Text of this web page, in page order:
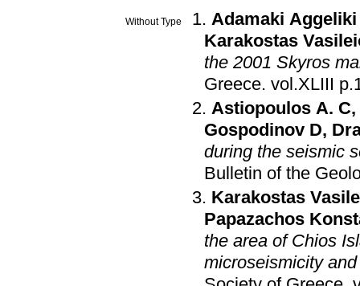
Without Type
Adamaki
Karakostas
the 2001 Skyros
Greece.
Astiopoulos A. C,
Gospodinov D,
during the seismic
Bulletin of the
Karakostas
Papazachos
the area of Chios
microseismicity